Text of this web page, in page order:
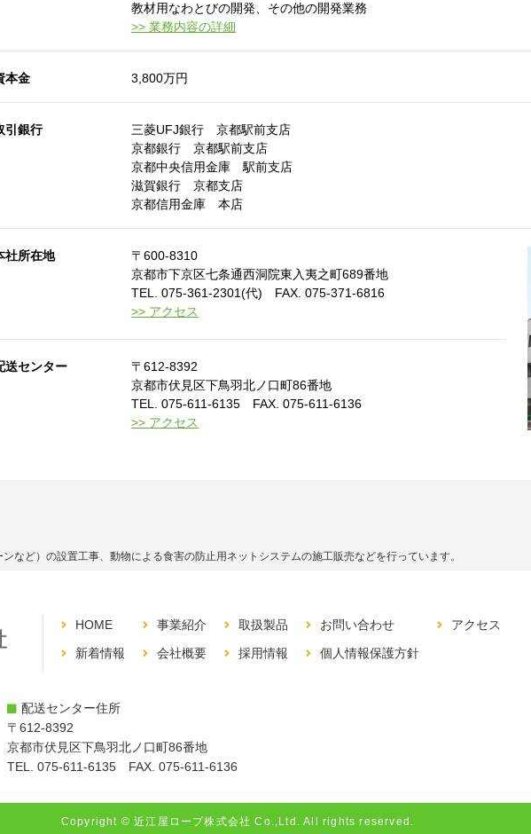
教材用なわとびの開発、その他の開発業務
>> 業務内容の詳細
本金 3,800万円
引銀行
三菱UFJ銀行 京都駅前支店
京都銀行 京都駅前支店
京都中央信用金庫 駅前支店
滋賀銀行 京都支店
京都信用金庫 本店
社所在地
〒600-8310
京都市下京区七条通西洞院東入夷之町689番地
TEL. 075-361-2301(代) FAX. 075-371-6816
>> アクセス
送センター
〒612-8392
京都市伏見区下鳥羽北ノ口町86番地
TEL. 075-611-6135 FAX. 075-611-6136
>> アクセス
など）の設置工事、動物による食害の防止用ネットシステムの施工販売などを行っています。
HOME
新着情報
事業紹介
会社概要
取扱製品
採用情報
お問い合わせ
個人情報保護方針
アクセス
配送センター住所
〒612-8392
京都市伏見区下鳥羽北ノ口町86番地
TEL. 075-611-6135 FAX. 075-611-6136
Copyright © 近江屋ロープ株式会社 Co.,Ltd. All rights reserved.